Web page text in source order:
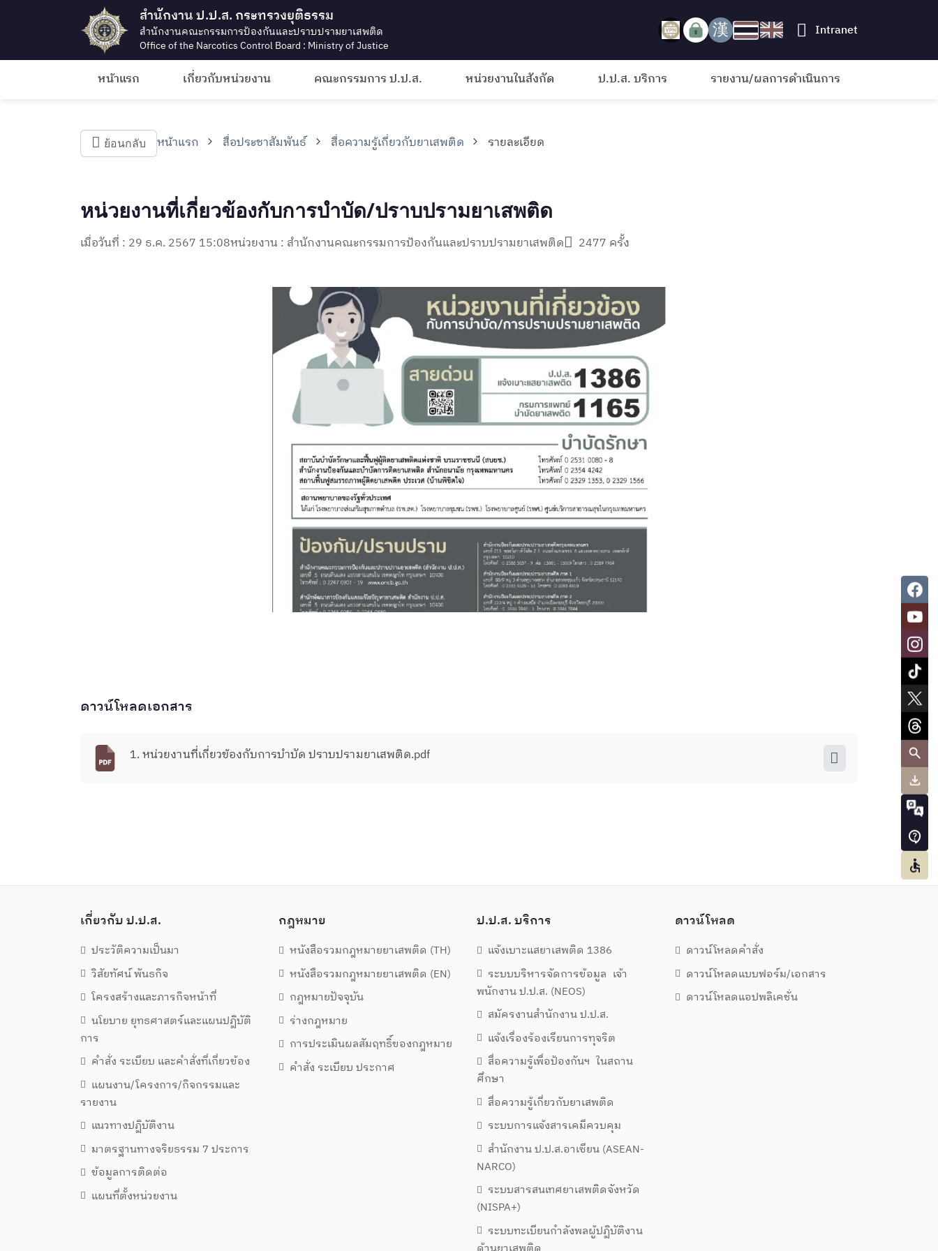
สำนักงาน ป.ป.ส. กระทรวงยุติธรรม
สำนักงานคณะกรรมการป้องกันและปราบปรามยาเสพติด
Office of the Narcotics Control Board : Ministry of Justice
Intranet
หน้าแรก เกี่ยวกับหน่วยงาน คณะกรรมการ ป.ป.ส. หน่วยงานในสังกัด ป.ป.ส. บริการ รายงาน/ผลการดำเนินการ
ย้อนกลับ หน้าแรก สื่อประชาสัมพันธ์ สื่อความรู้เกี่ยวกับยาเสพติด รายละเอียด
หน่วยงานที่เกี่ยวข้องกับการบำบัด/ปราบปรามยาเสพติด
เมื่อวันที่ : 29 ธ.ค. 2567 15:08หน่วยงาน : สำนักงานคณะกรรมการป้องกันและปราบปรามยาเสพติด 2477 ครั้ง
ดาวน์โหลดเอกสาร
1. หน่วยงานที่เกี่ยวข้องกับการบำบัด ปราบปรามยาเสพติด.pdf
เกี่ยวกับ ป.ป.ส.
ประวัติความเป็นมา
วิสัยทัศน์ พันธกิจ
โครงสร้างและภารกิจหน้าที่
นโยบาย ยุทธศาสตร์และแผนปฏิบัติ
การ
คำสั่ง ระเบียบ และคำสั่งที่เกี่ยวข้อง
แผนงาน/โครงการ/กิจกรรมและ
รายงาน
แนวทางปฏิบัติงาน
มาตรฐานทางจริยธรรม 7 ประการ
ข้อมูลการติดต่อ
แผนที่ตั้งหน่วยงาน
กฎหมาย
หนังสือรวมกฎหมายยาเสพติด (TH)
หนังสือรวมกฎหมายยาเสพติด (EN)
กฎหมายปัจจุบัน
ร่างกฎหมาย
การประเมินผลสัมฤทธิ์ของกฎหมาย
คำสั่ง ระเบียบ ประกาศ
ป.ป.ส. บริการ
แจ้งเบาะแสยาเสพติด 1386
ระบบบริหารจัดการข้อมูล เจ้า
พนักงาน ป.ป.ส. (NEOS)
สมัครงานสำนักงาน ป.ป.ส.
แจ้งเรื่องร้องเรียนการทุจริต
สื่อความรู้เพื่อป้องกันฯ ในสถาน
ศึกษา
สื่อความรู้เกี่ยวกับยาเสพติด
ระบบการแจ้งสารเคมีควบคุม
สำนักงาน ป.ป.ส.อาเซียน (ASEAN-
NARCO)
ระบบสารสนเทศยาเสพติดจังหวัด
(NISPA+)
ระบบทะเบียนกำลังพลผู้ปฏิบัติงาน
ดาวน์โหลด
ดาวน์โหลดคำสั่ง
ดาวน์โหลดแบบฟอร์ม/เอกสาร
ดาวน์โหลดแอปพลิเคชั่น